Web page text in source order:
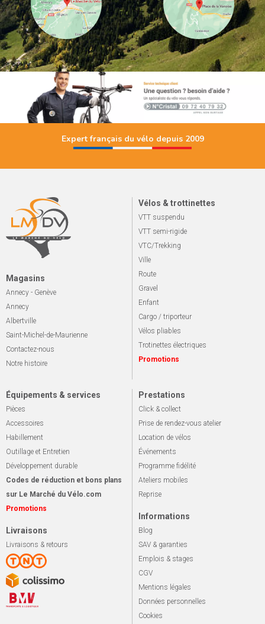
Expert français du vélo depuis 2009
Magasins
Annecy - Genève
Annecy
Albertville
Saint-Michel-de-Maurienne
Contactez-nous
Notre histoire
Vélos & trottinettes
VTT suspendu
VTT semi-rigide
VTC/Trekking
Ville
Route
Gravel
Enfant
Cargo / triporteur
Vélos pliables
Trotinettes électriques
Promotions
Équipements & services
Pièces
Accessoires
Habillement
Outillage et Entretien
Développement durable
Codes de réduction et bons plans
sur Le Marché du Vélo.com
Promotions
Livraisons
Livraisons & retours
Prestations
Click & collect
Prise de rendez-vous atelier
Location de vélos
Événements
Programme fidélité
Ateliers mobiles
Reprise
Informations
Blog
SAV & garanties
Emplois & stages
CGV
Mentions légales
Données personnelles
Cookies